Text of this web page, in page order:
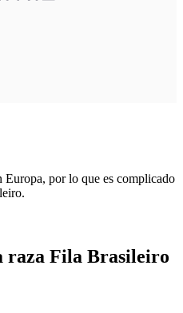
por lo que es complicado
raza Fila Brasileiro